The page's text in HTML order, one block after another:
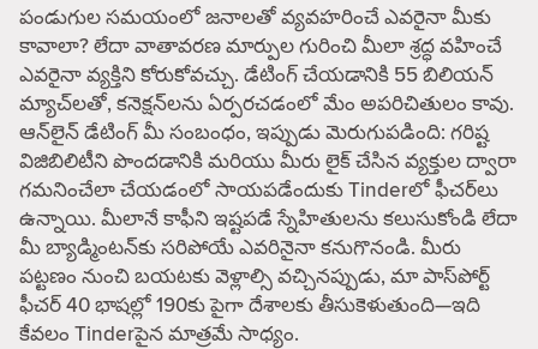
పండుగుల సమయంలో జనాలతో వ్యవహరించే ఎవరైనా మీకు
కావాలా? లేదా వాతావరణ మార్పుల గురించి మీలా శ్రద్ధ వహించే
ఎవరైనా వ్యక్తిని కోరుకోవచ్చు. డేటింగ్ చేయడానికి 55 బిలియన్
మ్యాచ్‌లతో, కనెక్షన్‌లను ఏర్పరచడంలో మేం అపరిచితులం కావు.
ఆన్‌లైన్ డేటింగ్ మీ సంబంధం, ఇప్పుడు మెరుగుపడింది: గరిష్ట
విజిబిలిటీని పొందడానికి మరియు మీరు లైక్ చేసిన వ్యక్తుల ద్వారా
గమనించేలా చేయడంలో సాయపడేందుకు Tinderలో ఫీచర్‌లు
ఉన్నాయి. మీలానే కాఫీని ఇష్టపడే స్నేహితులను కలుసుకోండి లేదా
మీ బ్యాడ్మింటన్‌కు సరిపోయే ఎవరినైనా కనుగొనండి. మీరు
పట్టణం నుంచి బయటకు వెళ్లాల్సి వచ్చినప్పుడు, మా పాస్‌పోర్ట్
ఫీచర్ 40 భాషల్లో 190కు పైగా దేశాలకు తీసుకెళుతుంది—ఇది
కేవలం Tinderపైన మాత్రమే సాధ్యం.